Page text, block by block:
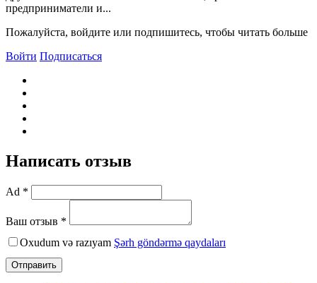
предприниматели и...
Пожалуйста, войдите или подпишитесь, чтобы читать больше
Войти Подписаться
Написать отзыв
Ad *
Ваш отзыв *
Oxudum və razıyam Şərh göndərmə qaydaları
Отправить